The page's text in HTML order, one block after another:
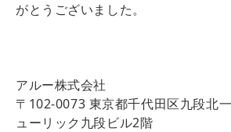
がとうございました。
アルー株式会社
〒102-0073 東京都千代田区九段北
ューリック九段ビル​2階​